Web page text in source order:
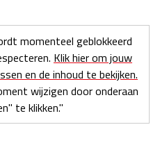
momenteel geblokkeerd
Klik hier om jouw
en de inhoud te bekijken.
wijzigen door onderaan
te klikken."